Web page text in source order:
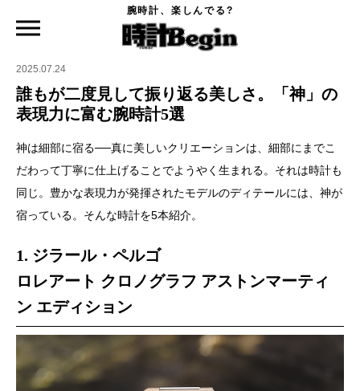
腕時計、楽しんでる?
誰もが二度見して振り返る美しさ。「神」の表現力に富む腕時計5選
2025.07.24
誰もが二度見して振り返る美しさ。「神」の
表現力に富む腕時計5選
神は細部に宿る──真に美しいクリエーションは、細部にまでこ
だわって丁寧に仕上げることでようやく生まれる。それは時計も
同じ。豊かな表現力が発揮されたモデルのディテールには、神が
宿っている。そんな時計を5本紹介。
1. ジラール・ペルゴ
ロレアート クロノグラフ アストンマーティ
ン エディション